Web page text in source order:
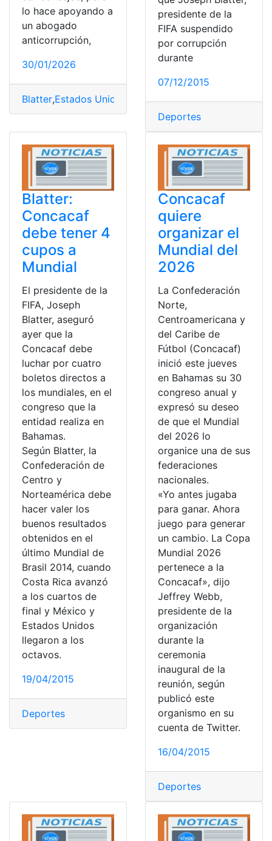
lo hace apoyando a
un abogado
anticorrupción,
30/01/2026
Blatter,Estados Unidos expresidente,FIFA,Joseph,
presidente de la
FIFA suspendido
por corrupción
durante
07/12/2015
Deportes
Blatter:
Concacaf
debe tener 4
cupos a
Mundial
El presidente de la
FIFA, Joseph
Blatter, aseguró
ayer que la
Concacaf debe
luchar por cuatro
boletos directos a
los mundiales, en el
congreso que la
entidad realiza en
Bahamas.
Según Blatter, la
Confederación de
Centro y
Norteamérica debe
hacer valer los
buenos resultados
obtenidos en el
último Mundial de
Brasil 2014, cuando
Costa Rica avanzó
a los cuartos de
final y México y
Estados Unidos
llegaron a los
octavos.
19/04/2015
Deportes
Concacaf
quiere
organizar el
Mundial del
2026
La Confederación
Norte,
Centroamericana y
del Caribe de
Fútbol (Concacaf)
inició este jueves
en Bahamas su 30
congreso anual y
expresó su deseo
de que el Mundial
del 2026 lo
organice una de sus
federaciones
nacionales.
«Yo antes jugaba
para ganar. Ahora
juego para generar
un cambio. La Copa
Mundial 2026
pertenece a la
Concacaf», dijo
Jeffrey Webb,
presidente de la
organización
durante la
ceremonia
inaugural de la
reunión, según
publicó este
organismo en su
cuenta de Twitter.
16/04/2015
Deportes